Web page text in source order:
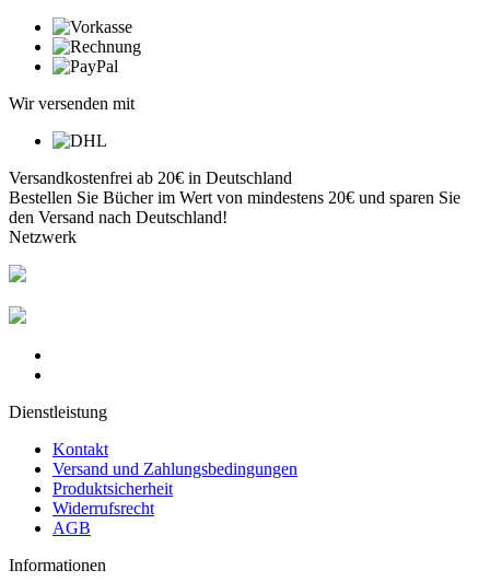
Wir versenden mit
Versandkostenfrei ab 20€ in Deutschland
Bestellen Sie Bücher im Wert von mindestens 20€ und sparen Sie
den Versand nach Deutschland!
Netzwerk
Dienstleistung
Kontakt
Versand und Zahlungsbedingungen
Produktsicherheit
Widerrufsrecht
AGB
Informationen